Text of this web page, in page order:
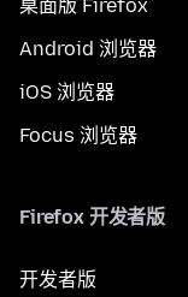
桌面版 Firefox
Android 浏览器
iOS 浏览器
Focus 浏览器
Firefox 开发者版
开发者版